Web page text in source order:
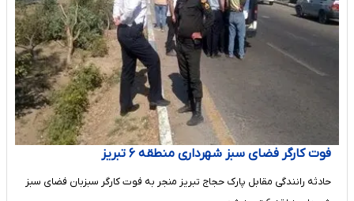
فوت کارگر فضای سبز شهرداری منطقه ۶ تبریز
حادثه رانندگی مقابل پارک حجاج تبریز منجر به فوت کارگر سبزبان فضای سبز